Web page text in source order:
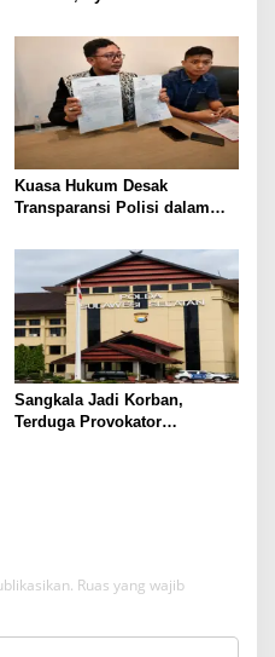
Nafsu
Kuasa Hukum Desak
Transparansi Polisi dalam
Sangkala Jadi Korban,
Terduga Provokator
Ruas yang wajib